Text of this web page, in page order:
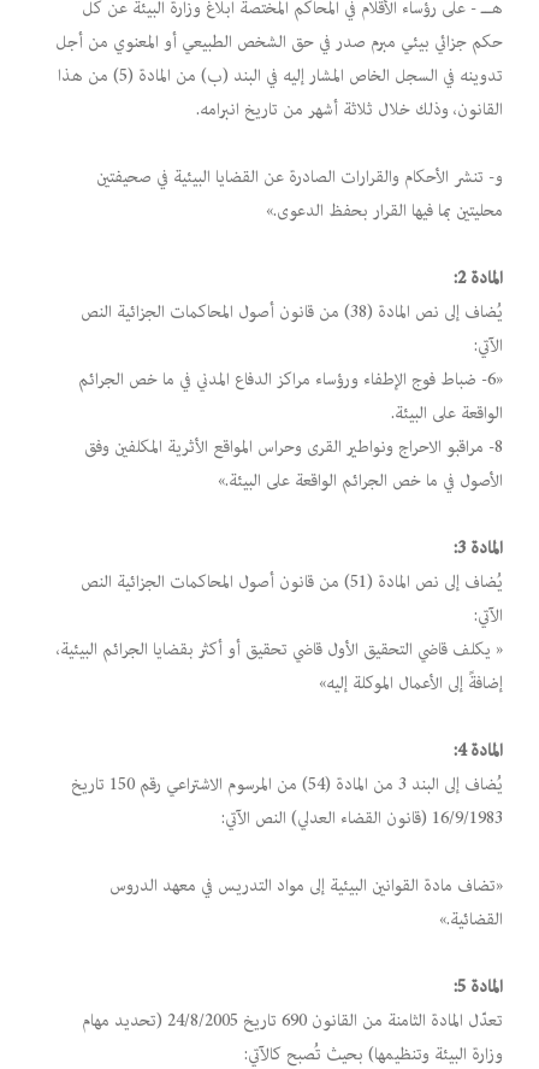
هــ - على رؤساء الأقلام في المحاكم المختصة ابلاغ وزارة البيئة عن كل
حكم جزائي بيئي مبرم صدر في حق الشخص الطبيعي أو المعنوي من أجل
تدوينه في السجل الخاص المشار إليه في البند (ب) من المادة (5) من هذا
القانون، وذلك خلال ثلاثة أشهر من تاريخ انبرامه.
و- تنشر الأحكام والقرارات الصادرة عن القضايا البيئية في صحيفتين
محليتين بما فيها القرار بحفظ الدعوى.»
المادة 2:
يُضاف إلى نص المادة (38) من قانون أصول المحاكمات الجزائية النص
الآتي:
«6- ضباط فوج الإطفاء ورؤساء مراكز الدفاع المدني في ما خص الجرائم
الواقعة على البيئة.
8- مراقبو الاحراج ونواطير القرى وحراس المواقع الأثرية المكلفين وفق
الأصول في ما خص الجرائم الواقعة على البيئة.»
المادة 3:
يُضاف إلى نص المادة (51) من قانون أصول المحاكمات الجزائية النص
الآتي:
« يكلف قاضي التحقيق الأول قاضي تحقيق أو أكثر بقضايا الجرائم البيئية،
إضافةً إلى الأعمال الموكلة إليه»
المادة 4:
يُضاف إلى البند 3 من المادة (54) من المرسوم الاشتراعي رقم 150 تاريخ
16/9/1983 (قانون القضاء العدلي) النص الآتي:
«تضاف مادة القوانين البيئية إلى مواد التدريس في معهد الدروس
القضائية.»
المادة 5:
تعدّل المادة الثامنة من القانون 690 تاريخ 24/8/2005 (تحديد مهام
وزارة البيئة وتنظيمها) بحيث تُصبح كالآتي: